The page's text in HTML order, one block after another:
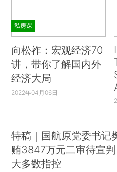
私房课
向松祚：宏观经济70
讲，带你了解国内外
经济大局
2022年04月06日
特稿｜国航原党委书记
贿3847万元二审待宣
大多数指控